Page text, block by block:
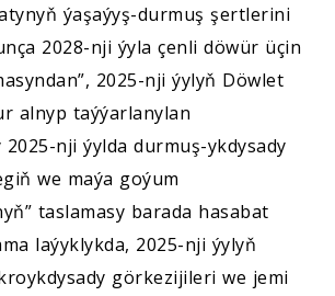
ýaşaýyş-durmuş şertlerini
2028-nji ýyla çenli döwür üçin
2025-nji ýylyň Döwlet
alnyp taýýarlanylan
nji ýylda durmuş-ykdysady
we maýa goýum
taslamasy barada hasabat
laýyklykda, 2025-nji ýylyň
görkezijileri we jemi